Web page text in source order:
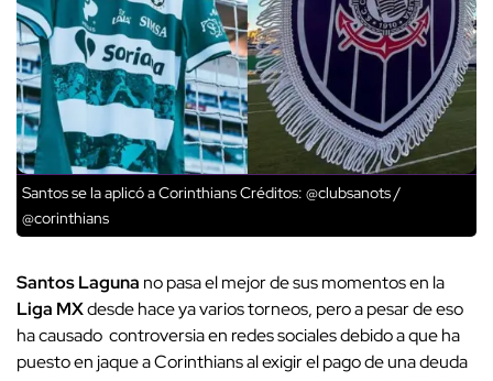
Santos se la aplicó a CorinthiansCréditos: @clubsanots /
@corinthians
Santos Laguna no pasa el mejor de sus momentos en la
Liga MXdesde hace ya varios torneos, pero a pesar de eso
ha causado controversia en redes sociales debido a que ha
puesto en jaque a Corinthians al exigir el pago de una deuda